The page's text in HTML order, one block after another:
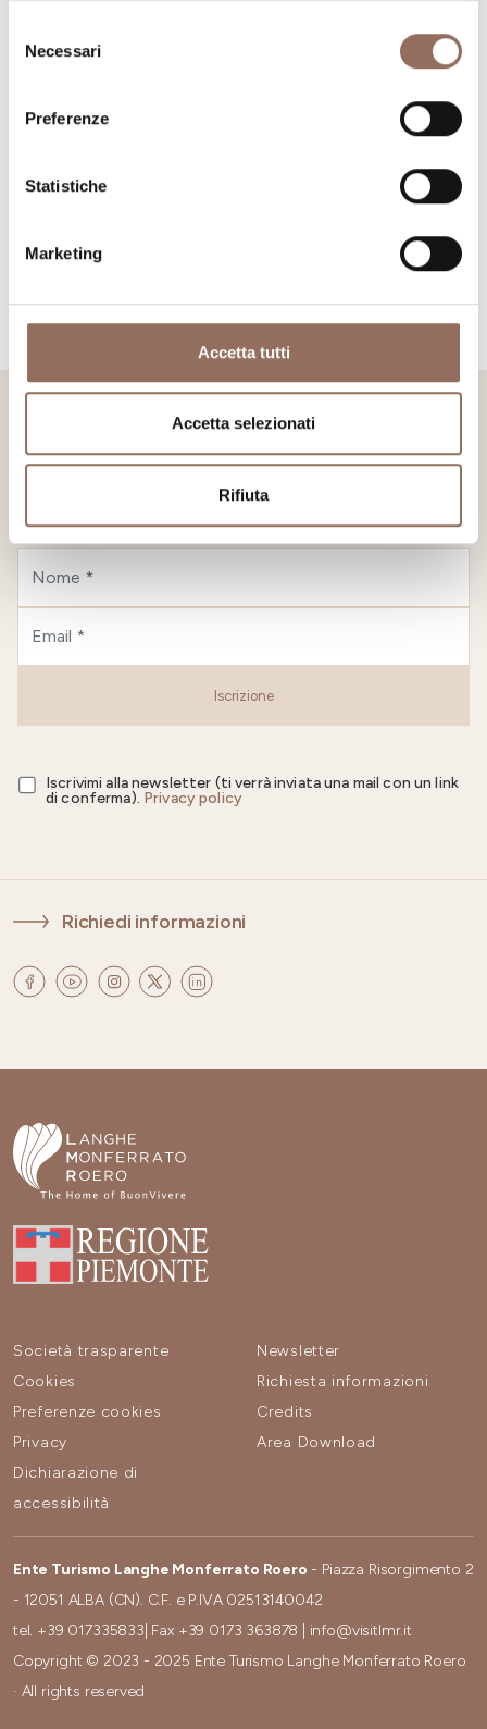
delNecessari
Preferenze
Statistiche
Marketing
Accetta tutti
Accetta selezionati
Rifiuta
Stay Tuned!
Iscriviti alla newsletter e ricevi tutti gli aggiornamenti,
eventi, appuntamenti e proposte vacanze.
Iscrizione
Iscrivimi alla newsletter (ti verrà inviata una mail con un link
di conferma). Privacy policy
Richiedi informazioni
Società trasparente
Cookies
Preferenze cookies
Privacy
Dichiarazione di
accessibilità
Newsletter
Richiesta informazioni
Credits
Area Download
Ente Turismo Langhe Monferrato Roero - Piazza Risorgimento 2
- 12051 ALBA (CN). C.F. e P.IVA 02513140042
tel. +39 017335833 | Fax +39 0173 363878
info@visitlmr.it
Copyright © 2023 - 2025 Ente Turismo Langhe Monferrato Roero
· All rights reserved